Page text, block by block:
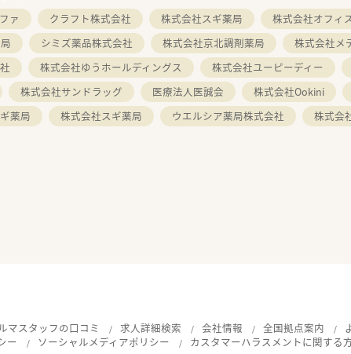
ァ クラフト株式会社 株式会社スギ薬局 株式会社オフィ
シミズ薬品株式会社 株式会社京北調剤薬局 株式会社メ
株式会社ゆうホールディングス 株式会社ユーピーディー
株式会社サンドラッグ 医療法人医誠会 株式会社Ookini
薬局 株式会社スギ薬局 ウエルシア薬局株式会社 株式会
マスタッフの口コミ 求人詳細検索 会社情報 全国拠点案内
ー
ソーシャルメディアポリシー カスタマーハラスメントに関する